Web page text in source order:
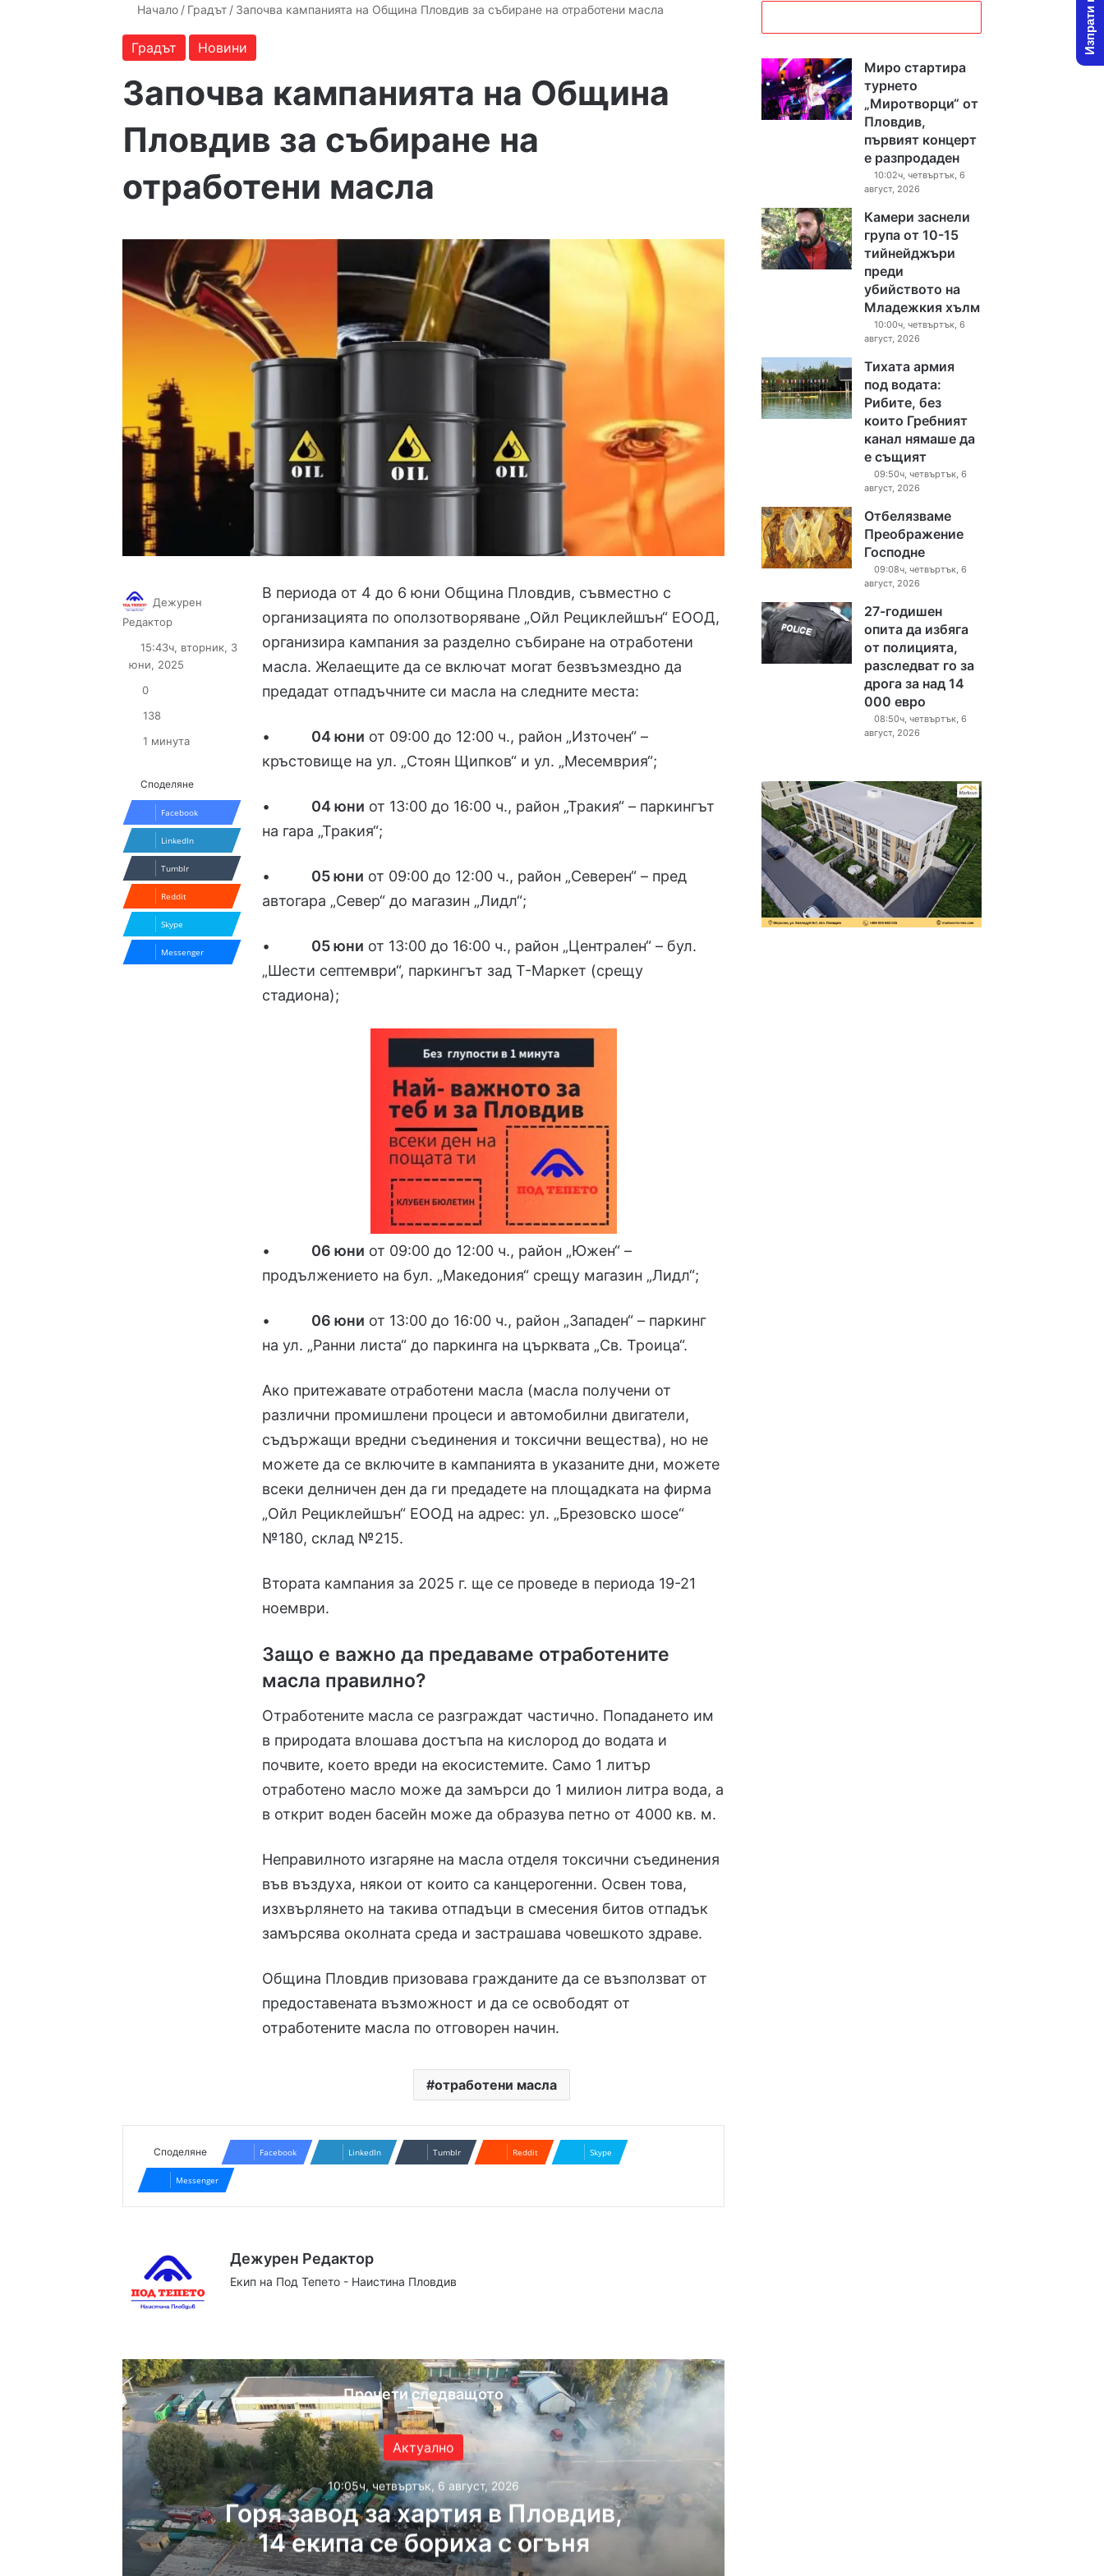
Начало / Градът / Започва кампанията на Община Пловдив за събиране на отработени масла
Градът Новини
Започва кампанията на Община
Пловдив за събиране на
отработени масла
В периода от 4 до 6 юни Община Пловдив, съвместно с
организацията по оползотворяване „Ойл Рециклейшън“ ЕООД,
организира кампания за разделно събиране на отработени
масла. Желаещите да се включат могат безвъзмездно да
предадат отпадъчните си масла на следните места:
• 04 юни от 09:00 до 12:00 ч., район „Източен“ –
кръстовище на ул. „Стоян Щипков“ и ул. „Месемврия“;
• 04 юни от 13:00 до 16:00 ч., район „Тракия“ – паркингът
на гара „Тракия“;
• 05 юни от 09:00 до 12:00 ч., район „Северен“ – пред
автогара „Север“ до магазин „Лидл“;
• 05 юни от 13:00 до 16:00 ч., район „Централен“ – бул.
„Шести септември“, паркингът зад Т-Маркет (срещу
стадиона);
• 06 юни от 09:00 до 12:00 ч., район „Южен“ –
продължението на бул. „Македония“ срещу магазин „Лидл“;
• 06 юни от 13:00 до 16:00 ч., район „Западен“ – паркинг
на ул. „Ранни листа“ до паркинга на църквата „Св. Троица“.
Ако притежавате отработени масла (масла получени от
различни промишлени процеси и автомобилни двигатели,
съдържащи вредни съединения и токсични вещества), но не
можете да се включите в кампанията в указаните дни, можете
всеки делничен ден да ги предадете на площадката на фирма
„Ойл Рециклейшън“ ЕООД на адрес: ул. „Брезовско шосе“
№180, склад №215.
Втората кампания за 2025 г. ще се проведе в периода 19-21
ноември.
Защо е важно да предаваме отработените
масла правилно?
Отработените масла се разграждат частично. Попадането им
в природата влошава достъпа на кислород до водата и
почвите, което вреди на екосистемите. Само 1 литър
отработено масло може да замърси до 1 милион литра вода, а
в открит воден басейн може да образува петно от 4000 кв. м.
Неправилното изгаряне на масла отделя токсични съединения
във въздуха, някои от които са канцерогенни. Освен това,
изхвърлянето на такива отпадъци в смесения битов отпадък
замърсява околната среда и застрашава човешкото здраве.
Община Пловдив призовава гражданите да се възползват от
предоставената възможност и да се освободят от
отработените масла по отговорен начин.
отработени масла
Дежурен
Редактор
X email
15:43ч, вторник, 3
юни, 2025
0
138
1 минута
Споделяне
Facebook
LinkedIn
Tumblr
Reddit
Skype
Messenger
Споделяне Facebook LinkedIn Tumblr Reddit Skype
Messenger
Дежурен Редактор
Екип на Под Тепето - Наистина Пловдив
Прочети следващото
Актуално
10:05ч, четвъртък, 6 август, 2026
Горя завод за хартия в Пловдив,
14 екипа се бориха с огъня
Миро стартира
турнето
„Миротворци“ от
Пловдив,
първият концерт
е разпродаден
10:02ч, четвъртък, 6
август, 2026
Камери заснели
група от 10-15
тийнейджъри
преди
убийството на
Младежкия хълм
10:00ч, четвъртък, 6
август, 2026
Тихата армия
под водата:
Рибите, без
които Гребният
канал нямаше да
е същият
09:50ч, четвъртък, 6
август, 2026
Отбелязваме
Преображение
Господне
09:08ч, четвъртък, 6
август, 2026
27-годишен
опита да избяга
от полицията,
разследват го за
дрога за над 14
000 евро
08:50ч, четвъртък, 6
август, 2026